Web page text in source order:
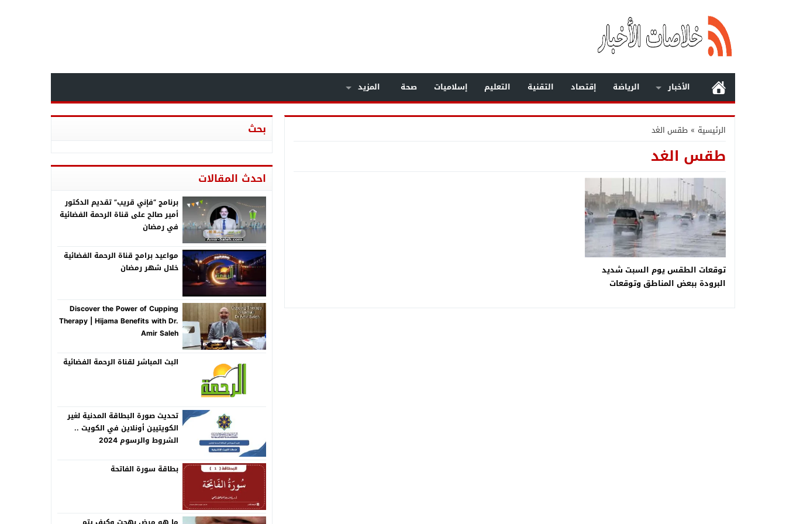
الأخبار الرياضة إقتصاد التقنية التعليم إسلاميات صحة المزيد
الرئيسية » طقس الغد
طقس الغد
توقعات الطقس يوم السبت شديد
البرودة ببعض المناطق وتوقعات
بحث
احدث المقالات
برنامج “فإني قريب” تقديم الدكتور
أمير صالح على قناة الرحمة الفضائية
في رمضان
مواعيد برامج قناة الرحمة الفضائية
خلال شهر رمضان
Discover the Power of Cupping
Therapy | Hijama Benefits with Dr.
Amir Saleh
البث المباشر لقناة الرحمة الفضائية
تحديث صورة البطاقة المدنية لغير
الكويتيين أونلاين في الكويت ..
الشروط والرسوم 2024
بطاقة سورة الفاتحة